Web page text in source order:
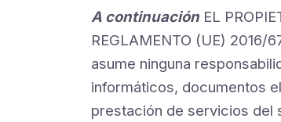
A continuaciónEL
REGLAMENTO (UE) 2016/
asume ninguna
informáticos, documentos
prestación de servicios del